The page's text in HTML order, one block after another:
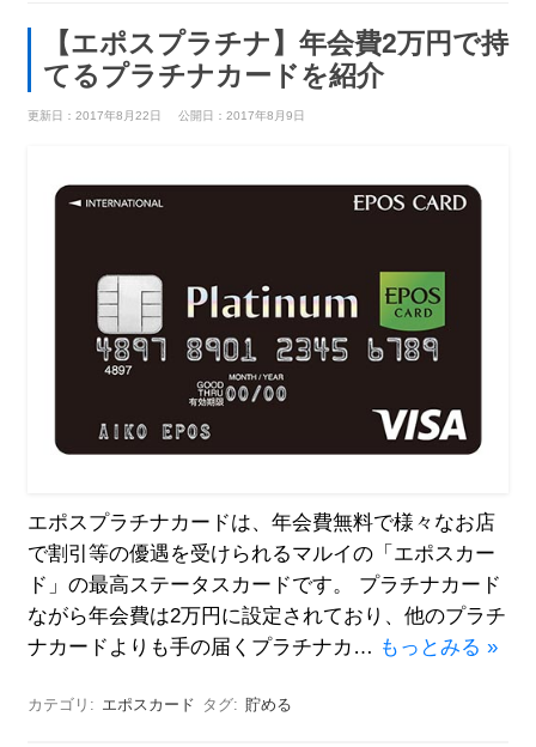
【エポスプラチナ】年会費2万円で持
てるプラチナカードを紹介
更新日：2017年8月22日 公開日：2017年8月9日
エポスプラチナカードは、年会費無料で様々なお店
で割引等の優遇を受けられるマルイの「エポスカー
ド」の最高ステータスカードです。 プラチナカード
ながら年会費は2万円に設定されており、他のプラチ
ナカードよりも手の届くプラチナカ… もっとみる »
カテゴリ: エポスカード タグ: 貯める